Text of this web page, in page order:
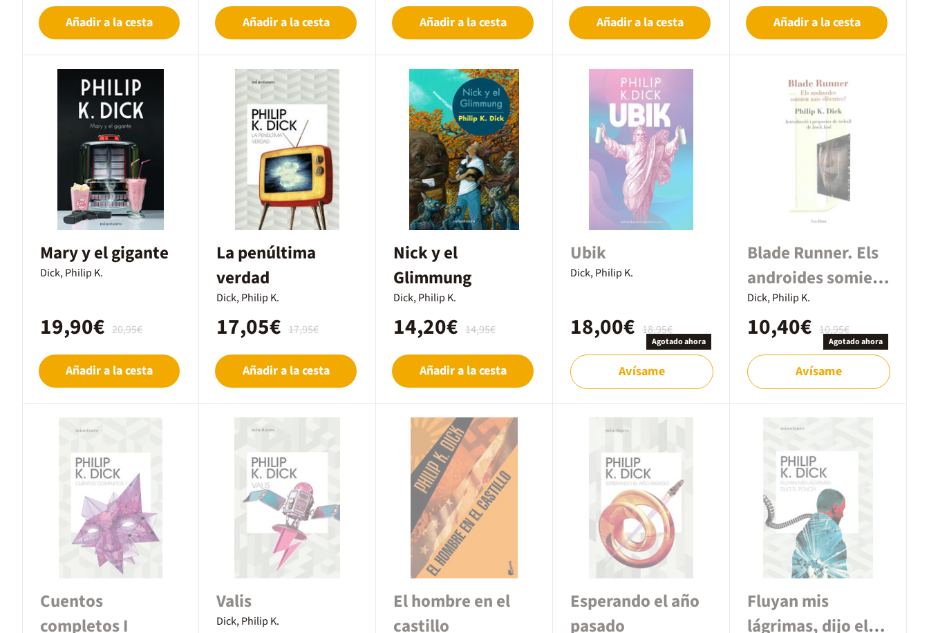
Añadir a la cesta Añadir a la cesta Añadir a la cesta Añadir a la cesta Añadir a la cesta
Mary y el gigante
Dick, Philip K.
20,95€
19,90€
Añadir a la cesta
La penúltima
verdad
Dick, Philip K.
17,95€
17,05€
Añadir a la cesta
Nick y el
Glimmung
Dick, Philip K.
14,95€
14,20€
Añadir a la cesta
Ubik
Dick, Philip K.
18,95€
18,00€ Agotado ahora
Avísame
Blade Runner. Els
androides somien
xais
Dick, Philip K.
10,95€
10,40€ Agotado ahora
Avísame
Cuentos
completos I
Valis
Dick, Philip K.
El hombre en el
castillo
Esperando el año
pasado
Fluyan mis
lágrimas, dijo el